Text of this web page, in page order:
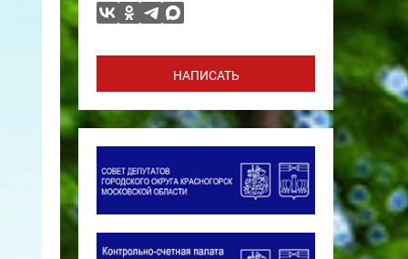
НАПИСАТЬ